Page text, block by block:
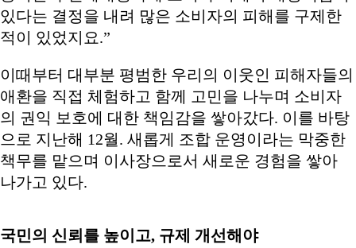
있다는 결정을 내려 많은 소비자의 피해를 구제한
적이 있었지요.”
이때부터 대부분 평범한 우리의 이웃인 피해자들의
애환을 직접 체험하고 함께 고민을 나누며 소비자
의 권익 보호에 대한 책임감을 쌓아갔다. 이를 바탕
으로 지난해 12월. 새롭게 조합 운영이라는 막중한
책무를 맡으며 이사장으로서 새로운 경험을 쌓아
나가고 있다.
국민의 신뢰를 높이고, 규제 개선해야